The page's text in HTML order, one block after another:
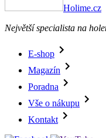
Holime.cz
Největší specialista na
E-shop
Magazín
Poradna
Vše o nákupu
Kontakt